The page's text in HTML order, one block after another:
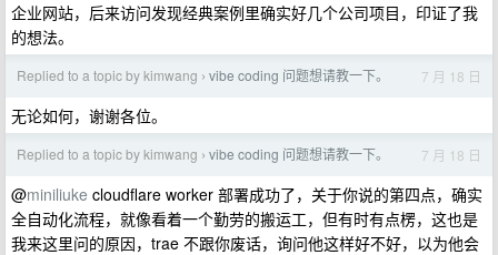
企业网站，后来访问发现经典案例里确实好几个公司项目，印证了我
的想法。
Replied to a topic by kimwang › vibe coding 问题想请教一下。 7 月 18 日
无论如何，谢谢各位。
Replied to a topic by kimwang › vibe coding 问题想请教一下。 7 月 18 日
@miniliuke cloudflare worker 部署成功了，关于你说的第四点，确实
全自动化流程，就像看着一个勤劳的搬运工，但有时有点楞，这也是
我来这里问的原因，trae 不跟你废话，询问他这样好不好，以为他会